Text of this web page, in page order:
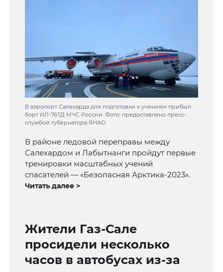
В аэропорт Салехарда для подготовки к учениям прибыл
борт ИЛ-76ТД МЧС России. Фото: предоставлено пресс-
службой губернатора ЯНАО
В районе ледовой переправы между
Салехардом и Лабытнанги пройдут первые
тренировки масштабных учений
спасателей — «Безопасная Арктика-2023».
Читать далее >
Жители Газ-Сале
просидели несколько
часов в автобусах из-за